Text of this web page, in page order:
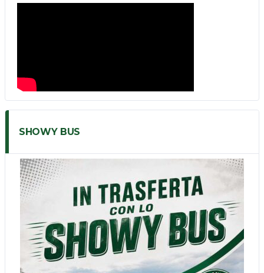
SHOWY BUS